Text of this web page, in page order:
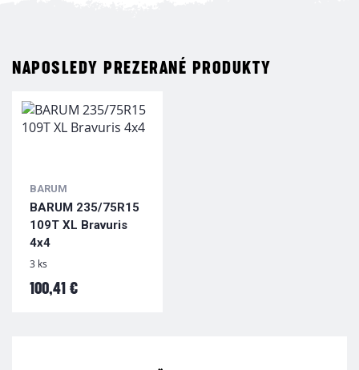
NAPOSLEDY PREZERANÉ PRODUKTY
BARUM
BARUM 235/75R15
109T XL Bravuris
4x4
3 ks
100,41 €